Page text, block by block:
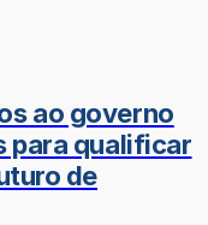
ao governo
para qualificar
de